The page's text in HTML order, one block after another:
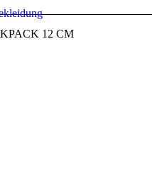
12 CM